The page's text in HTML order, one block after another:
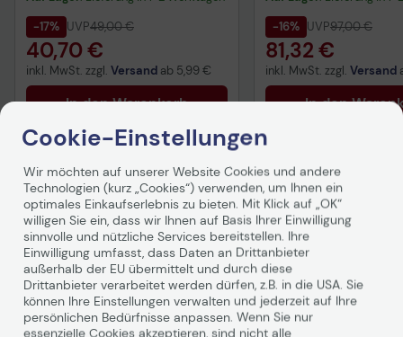
-17% UVP49,00 €
40,70 €
inkl. MwSt. zzgl. Versand ab 5,99 €
In den Warenkorb
Hinweis
Technisches Produktdatenblatt
Vorvertragliche Informationen
gemäß der EU-
Datenverordnung
-16% UVP97,00 €
81,32 €
inkl. MwSt. zzgl. Versand
In den
Technisches
Vorvertragliche
gemäß der EU-
Datenverordnung
Produktbeschreibung
Mit dem befindlichen Montagematerial können Sie ihr
Display sicher und stabil an der Wandhalterung
befestigen.
Cookie-Einstellungen
Wir möchten auf unserer Website Cookies und andere
Technologien (kurz „Cookies“) verwenden, um Ihnen ein
optimales Einkaufserlebnis zu bieten. Mit Klick auf „OK“
willigen Sie ein, dass wir Ihnen auf Basis Ihrer Einwilligung
sinnvolle und nützliche Services bereitstellen. Ihre
Einwilligung umfasst, dass Daten an Drittanbieter
außerhalb der EU übermittelt und durch diese
Drittanbieter verarbeitet werden dürfen, z.B. in die USA. Sie
können Ihre Einstellungen verwalten und jederzeit auf Ihre
persönlichen Bedürfnisse anpassen. Wenn Sie nur
essenzielle Cookies akzeptieren, sind nicht alle